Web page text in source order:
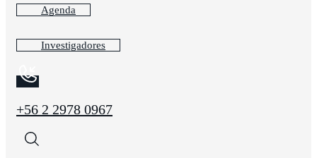
Agenda
Investigadores
+56 2 2978 0967